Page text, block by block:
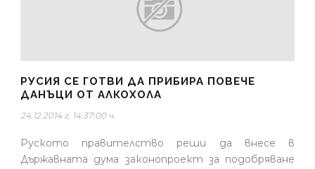
РУСИЯ СЕ ГОТВИ ДА ПРИБИРА ПОВЕЧЕ
ДАНЪЦИ ОТ АЛКОХОЛА
24.12.2014 г. 14:37:00 ч.
Руското правителство реши да внесе в
Държавната дума законопроект за подобряване